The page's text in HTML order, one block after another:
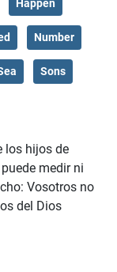
Happen
Number
Sons
los hijos de
medir ni
Vosotros no
del Dios